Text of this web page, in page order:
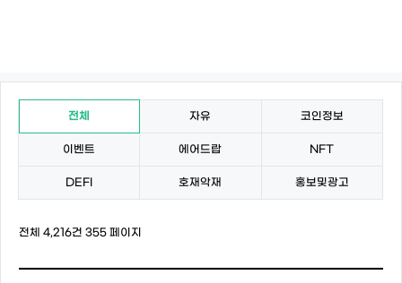
전체 자유 코인정보
이벤트 에어드랍 NFT
DEFI 호재악재 홍보및광고
전체 4,216건 355 페이지